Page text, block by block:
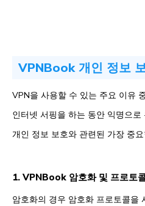
VPNBook 개인 정보
VPN을 사용할 수 있는 주요 이유
인터넷 서핑을 하는 동안 익명으
개인 정보 보호와 관련된 가장 중
1. VPNBook 암호화 및 프로토
암호화의 경우 암호화 프로토콜을